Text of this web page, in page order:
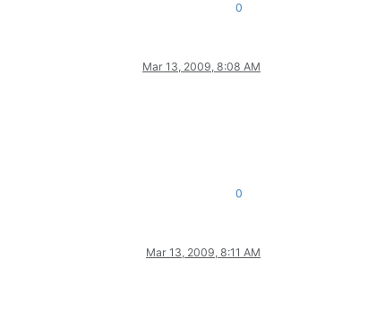
0
Mar 13, 2009, 8:08 AM
0
Mar 13, 2009, 8:11 AM